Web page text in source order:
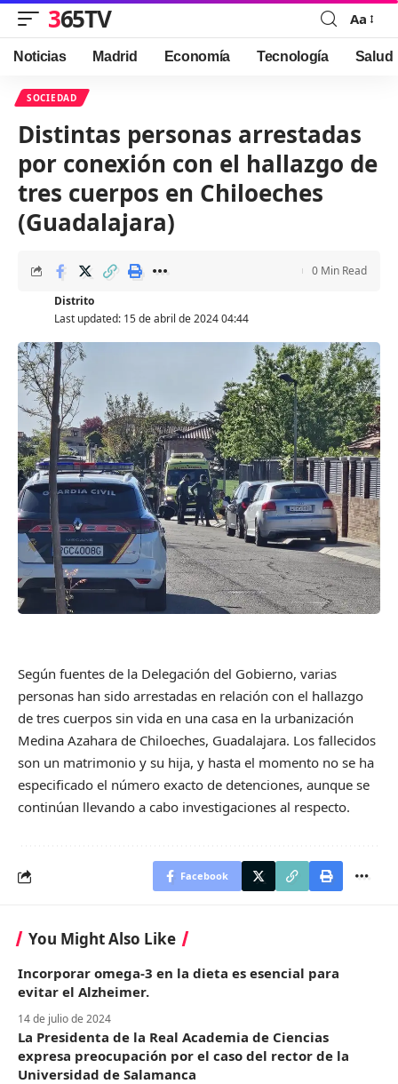
365TV
Font
Resizer
Aa
Noticias Madrid Economía Tecnología Salud
SOCIEDAD
Distintas personas arrestadas
por conexión con el hallazgo de
tres cuerpos en Chiloeches
(Guadalajara)
Last updated: 15 de abril de 2024 04:44
Distrito
0 Min Read
Según fuentes de la Delegación del Gobierno, varias
personas han sido arrestadas en relación con el hallazgo
de tres cuerpos sin vida en una casa en la urbanización
Medina Azahara de Chiloeches, Guadalajara. Los fallecidos
son un matrimonio y su hija, y hasta el momento no se ha
especificado el número exacto de detenciones, aunque se
continúan llevando a cabo investigaciones al respecto.
Facebook
You Might Also Like
Incorporar omega-3 en la dieta es esencial para
evitar el Alzheimer.
14 de julio de 2024
La Presidenta de la Real Academia de Ciencias
expresa preocupación por el caso del rector de la
Universidad de Salamanca